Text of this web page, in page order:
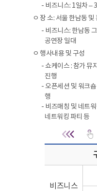
- 비즈니스: 1일차 –
ㅇ 장 소: 서울 한남동 및
- 비즈니스: 한남동
공연장 일대
ㅇ 행사내용 및 구성
- 쇼케이스 : 참가 뮤
진행
- 오픈세션 및 워크
행
- 비즈매칭 및 네트
네트워킹 파티 등
비즈니스